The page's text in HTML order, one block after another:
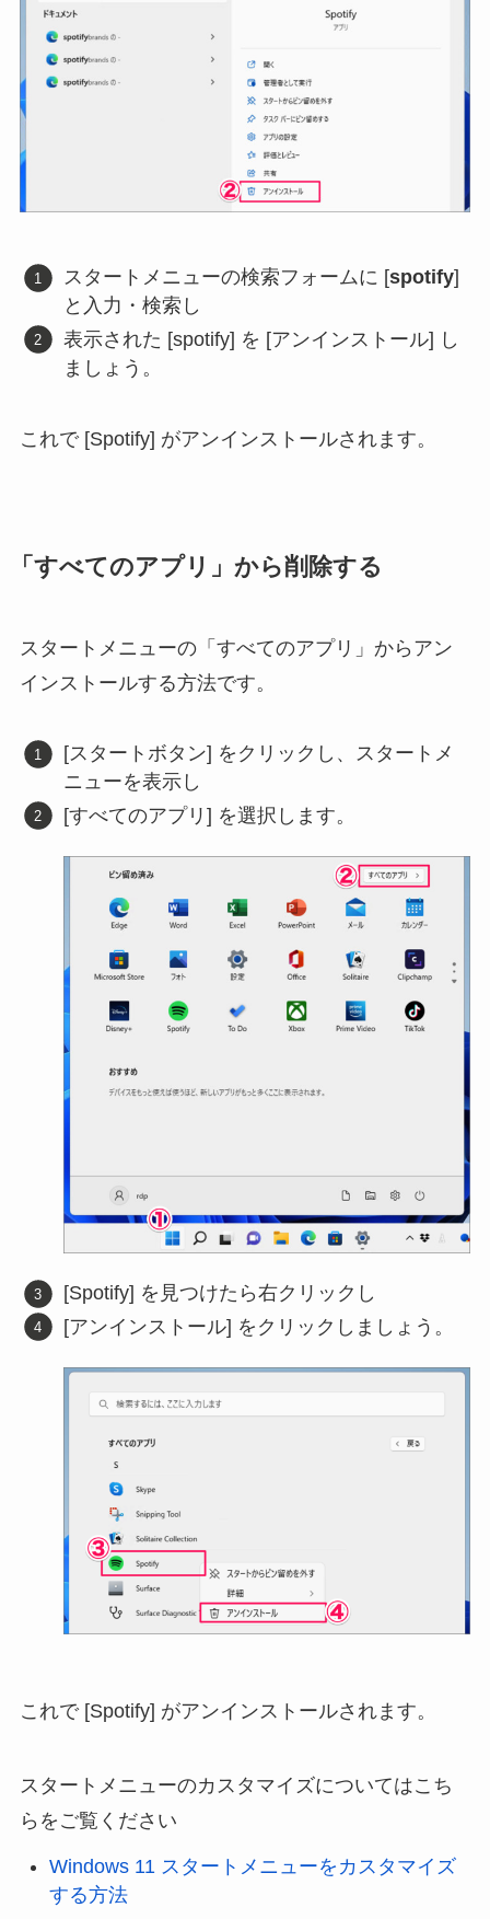
スタートメニューの検索フォームに [spotify]
と入力・検索し
表示された [spotify] を [アンインストール] し
ましょう。
これで [Spotify] がアンインストールされます。
「すべてのアプリ」から削除する
スタートメニューの「すべてのアプリ」からアン
インストールする方法です。
[スタートボタン] をクリックし、スタートメ
ニューを表示し
[すべてのアプリ] を選択します。
[Spotify] を見つけたら右クリックし
[アンインストール] をクリックしましょう。
これで [Spotify] がアンインストールされます。
スタートメニューのカスタマイズについてはこち
らをご覧ください
Windows 11 スタートメニューをカスタマイズ
する方法